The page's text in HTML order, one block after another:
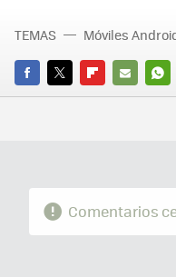
FACEBOOK
TWITTERFLIPBOARD
E-
TEMAS Móviles
Comentarios